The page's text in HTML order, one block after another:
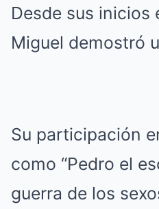
Desde sus inicios
Miguel demostró
Su participación
como “Pedro el
guerra de los